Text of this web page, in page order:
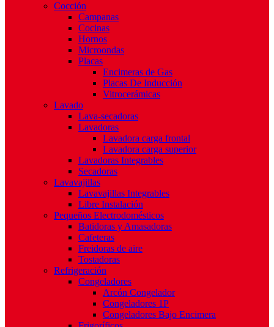
Cocción
Campanas
Cocinas
Hornos
Microondas
Placas
Encimeras de Gas
Placas De Inducción
Vitrocerámicas
Lavado
Lava-secadoras
Lavadoras
Lavadora carga frontal
Lavadora carga superior
Lavadoras Integrables
Secadoras
Lavavajillas
Lavavajillas Integrables
Libre Instalación
Pequeños Electrodomésticos
Batidoras y Amasadoras
Cafeteras
Freidoras de aire
Tostadoras
Refrigeración
Congeladores
Arcón Congelador
Congeladores 1P
Congeladores Bajo Encimera